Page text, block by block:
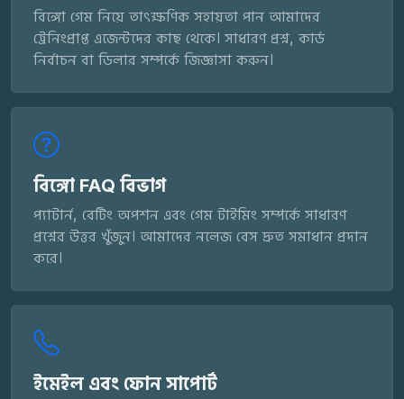
বিঙ্গো গেম নিয়ে তাৎক্ষণিক সহায়তা পান আমাদের
ট্রেনিংপ্রাপ্ত এজেন্টদের কাছ থেকে। সাধারণ প্রশ্ন, কার্ড
নির্বাচন বা ডিলার সম্পর্কে জিজ্ঞাসা করুন।
বিঙ্গো FAQ বিভাগ
প্যাটার্ন, বেটিং অপশন এবং গেম টাইমিং সম্পর্কে সাধারণ
প্রশ্নের উত্তর খুঁজুন। আমাদের নলেজ বেস দ্রুত সমাধান প্রদান
করে।
ইমেইল এবং ফোন সাপোর্ট